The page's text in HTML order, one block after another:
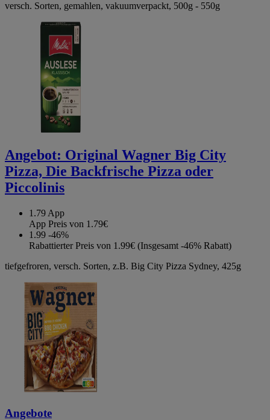
versch. Sorten, gemahlen, vakuumverpackt, 500g - 550g
Angebot: Original Wagner Big City
Pizza, Die Backfrische Pizza oder
Piccolinis
1.79 App
App Preis von 1.79€
1.99 -46%
Rabattierter Preis von 1.99€ (Insgesamt -46% Rabatt)
tiefgefroren, versch. Sorten, z.B. Big City Pizza Sydney, 425g
Angebote